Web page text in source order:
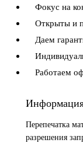
Фокус на
Открыты и
Даем
Работаем
Перепечатка
разрешения